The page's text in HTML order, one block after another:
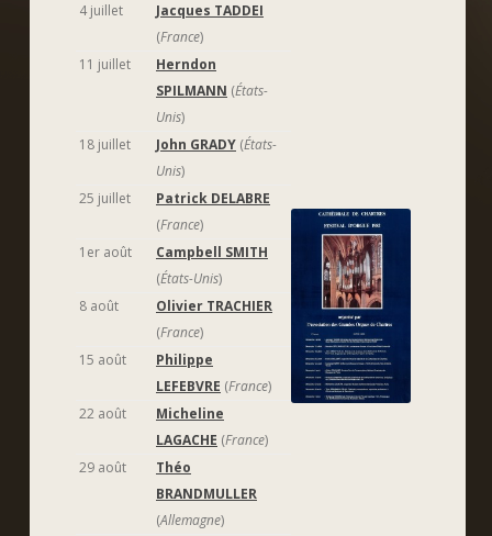
4 juillet
Jacques TADDEI
(France)
11 juillet
Herndon
SPILMANN (États-
Unis)
18 juillet
John GRADY (États-
Unis)
25 juillet
Patrick DELABRE
(France)
1er août
Campbell SMITH
(États-Unis)
8 août
Olivier TRACHIER
(France)
15 août
Philippe
LEFEBVRE (France)
22 août
Micheline
LAGACHE (France)
29 août
Théo
BRANDMULLER
(Allemagne)